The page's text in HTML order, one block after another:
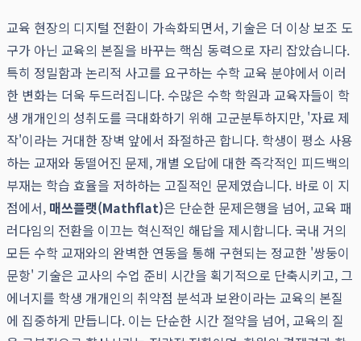
교육 현장의 디지털 전환이 가속화되면서, 기술은 더 이상 보조 도
구가 아닌 교육의 본질을 바꾸는 핵심 동력으로 자리 잡았습니다.
특히 정밀함과 논리적 사고를 요구하는 수학 교육 분야에서 이러
한 변화는 더욱 두드러집니다. 수많은 수학 학원과 교육자들이 학
생 개개인의 성취도를 극대화하기 위해 고군분투하지만, '자료 제
작'이라는 거대한 장벽 앞에서 좌절하곤 합니다. 학생이 평소 사용
하는 교재와 동떨어진 문제, 개별 오답에 대한 즉각적인 피드백의
부재는 학습 효율을 저하하는 고질적인 문제였습니다. 바로 이 지
점에서, 매쓰플랫(Mathflat)은 단순한 문제은행을 넘어, 교육 패
러다임의 전환을 이끄는 혁신적인 해답을 제시합니다. 국내 거의
모든 수학 교재와의 완벽한 연동을 통해 구현되는 정교한 '쌍둥이
문항' 기술은 교사의 수업 준비 시간을 획기적으로 단축시키고, 그
에너지를 학생 개개인의 취약점 분석과 보완이라는 교육의 본질
에 집중하게 만듭니다. 이는 단순한 시간 절약을 넘어, 교육의 질